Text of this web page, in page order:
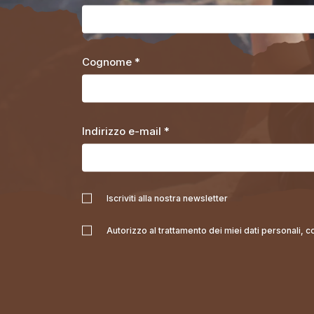
Cognome *
Indirizzo e-mail *
Iscriviti alla nostra newsletter
Autorizzo al trattamento dei miei dati personali,